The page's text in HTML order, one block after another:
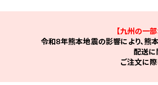
【九州の一
令和8年熊本地震の影響により、熊
配送に
ご注文に際